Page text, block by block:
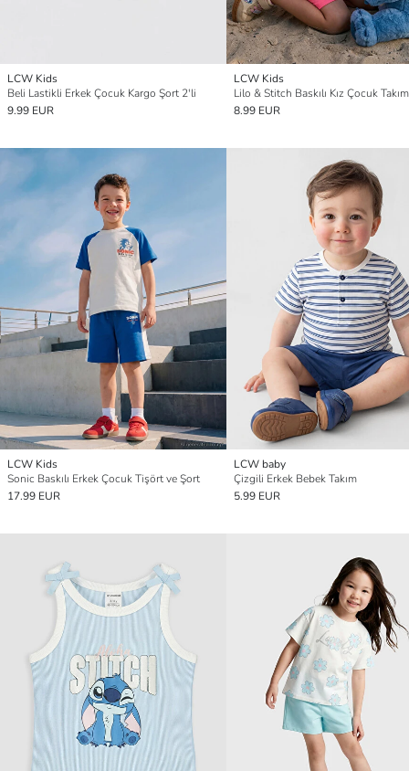
LCW Kids
Beli Lastikli Erkek Çocuk Kargo Şort 2'li
9.99 EUR
LCW Kids
Lilo & Stitch Baskılı Kız Çocuk Takım
8.99 EUR
LCW Kids
Sonic Baskılı Erkek Çocuk Tişört ve Şort
17.99 EUR
LCW baby
Çizgili Erkek Bebek Takım
5.99 EUR